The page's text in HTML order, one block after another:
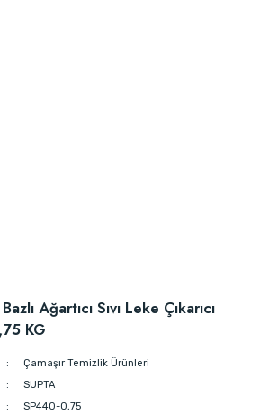
Ağartıcı Sıvı Leke Çıkarıcı
KG
Çamaşır Temizlik Ürünleri
SUPTA
SP440-0,75